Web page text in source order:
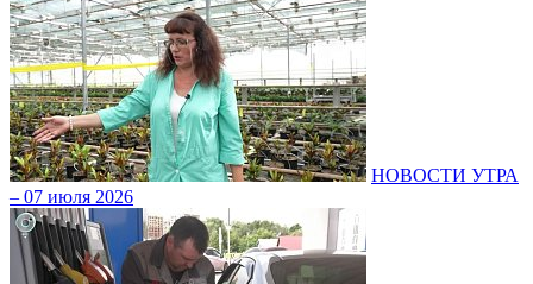
НОВОСТИ УТРА
– 07 июля 2026